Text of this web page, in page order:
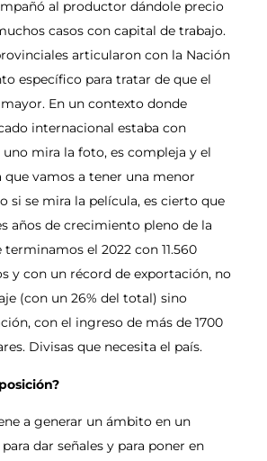
al productor dándole precio
casos con capital de trabajo.
articularon con la Nación
específico para tratar de que el
En un contexto donde
internacional estaba con
uno mira la foto, es compleja y el
que vamos a tener una menor
si se mira la película, es cierto que
años de crecimiento pleno de la
el 2022 con 11.560
y con un récord de exportación, no
(con un 26% del total) sino
con el ingreso de más de 1700
Divisas que necesita el país.
a generar un ámbito en un
dar señales y para poner en